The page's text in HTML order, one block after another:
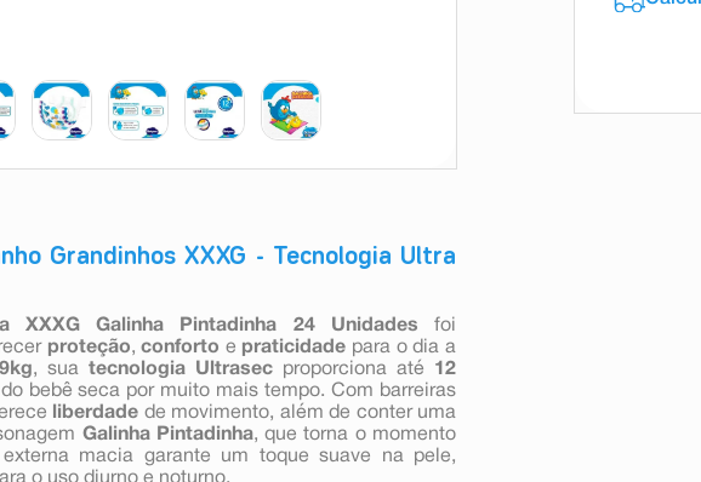
Grandinhos XXXG - Tecnologia Ultra
XXXG Galinha Pintadinha 24 Unidades foi
proteção,conforto e praticidade para o dia a
, sua tecnologia Ultrasec proporciona até 12
bebê seca por muito mais tempo. Com barreiras
liberdade de movimento, além de conter uma
Galinha Pintadinha, que torna o momento
macia garante um toque suave na pele,
o uso diurno e noturno.